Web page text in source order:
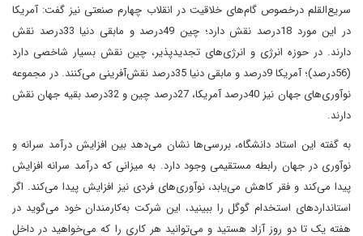
سریع‌القلم درخصوص گام‌های خلاقیت در انقلاب چهارم صنعتی نیز گفت: آمریکا
در این مورد 18‌درصد نقش دارد؛ چین 49‌درصد و مابقی دنیا 33‌درصد نقش
دارند. در حوزه انرژی و انرژی‌های تجدیدپذیر، چین نقش بسیار شاخصی دارد
(56‌درصد)؛ آمریکا 9‌درصد و مابقی دنیا 35‌درصد نقش‌آفرینی می‌کنند. در مجموعه
نوآوری‌های جهان نیز 40‌درصد آمریکا، 27‌درصد چین و 32‌درصد بقیه جهان نقش
دارند.
به گفته این استاد دانشگاه، بررسی‌ها نشان می‌دهد بین افزایش درآمد سرانه و
نوآوری در جهان رابطه مستقیمی وجود دارد. به میزانی که درآمد سرانه افزایش
پیدا می‌کند و فقر کاهش می‌یابد، نوآوری‌های فردی نیز افزایش پیدا می‌کند. اگر
استانداردهای استخدام گوگل را ببینید، این شرکت به‌کارمندان خود می‌گوید در
هفته یک تا دو روز آزاد هستید و می‌توانید هر کاری را که می‌خواهید در داخل